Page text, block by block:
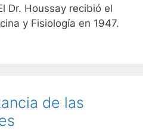
Dr. Houssay recibió el
y Fisiología en 1947.
de las